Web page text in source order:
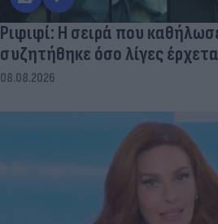
Ριφιφί: Η σειρά που
συζητήθηκε όσο λίγες
08.08.2026